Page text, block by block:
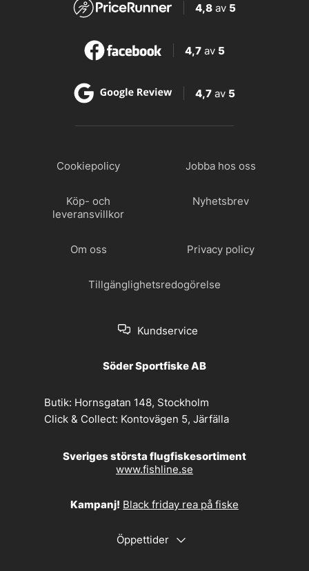
4,8 av 5
4,7 av 5
4,7 av 5
Cookiepolicy Jobba hos oss
Köp- och
leveransvillkor
Nyhetsbrev
Om oss Privacy policy
Tillgänglighetsredogörelse
Kundservice
Söder Sportfiske AB
Butik: Hornsgatan 148, Stockholm
Click & Collect: Kontovägen 5, Järfälla
Sveriges största flugfiskesortiment
www.fishline.se
Kampanj! Black friday rea på fiske
Öppettider